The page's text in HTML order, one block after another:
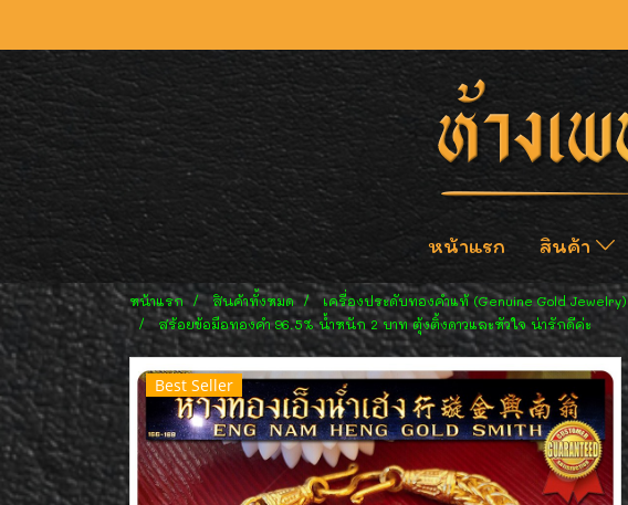
หน้าแรก สินค้า
หน้าแรก สินค้าทั้งหมด เครื่องประดับทองคำแท้ (Genuine Gold Jewelry)
สร้อยข้อมือทองคำ 96.5% น้ำหนัก 2 บาท ตุ้งติ้งดาวและหัวใจ น่ารักดีค่ะ
Best Seller